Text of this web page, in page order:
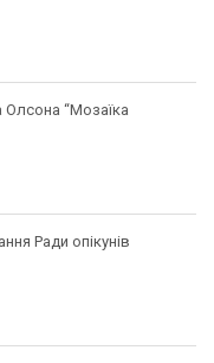
“Мозаїка
Ради опікунів